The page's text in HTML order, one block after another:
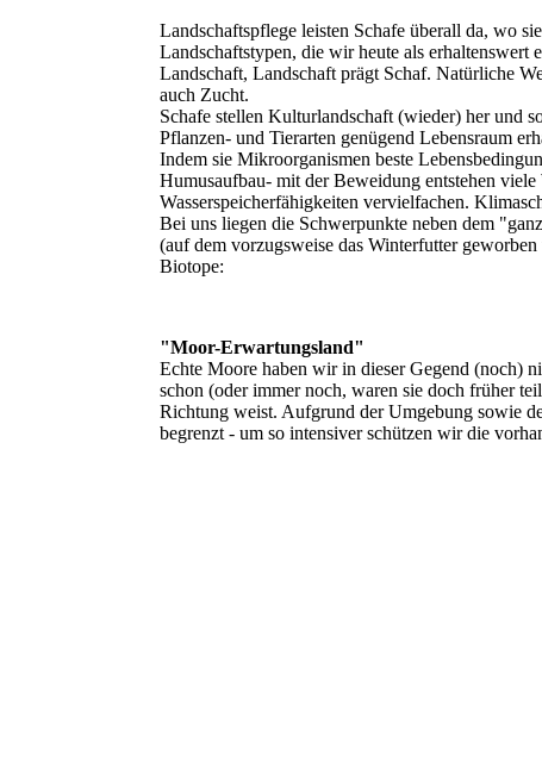
Landschaftspflege leisten Schafe überall da, wo
Landschaftstypen, die wir heute als erhaltenswert
Landschaft, Landschaft prägt Schaf. Natürliche
auch Zucht.
Schafe stellen Kulturlandschaft (wieder) her und
Pflanzen- und Tierarten genügend Lebensraum
Indem sie Mikroorganismen beste
Humusaufbau- mit der Beweidung entstehen
Wasserspeicherfähigkeiten vervielfachen.
Bei uns liegen die Schwerpunkte neben dem
(auf dem vorzugsweise das Winterfutter
Biotope:
"Moor-Erwartungsland"
Echte Moore haben wir in dieser Gegend (noch)
schon (oder immer noch, waren sie doch früher
Richtung weist. Aufgrund der Umgebung sowie
begrenzt - um so intensiver schützen wir die